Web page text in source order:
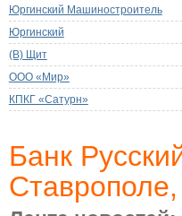
Юргинский Машиностроитель
Юргинский
(В) Щит
ООО «Мир»
КПКГ «Сатурн»
Банк